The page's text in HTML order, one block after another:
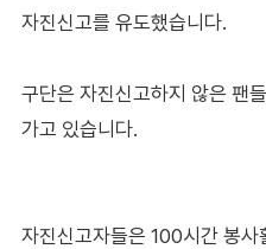
자진신고를 유도했습니다.
구단은 자진신고하지 않은 팬
가고 있습니다.
자진신고자들은 100시간 봉사